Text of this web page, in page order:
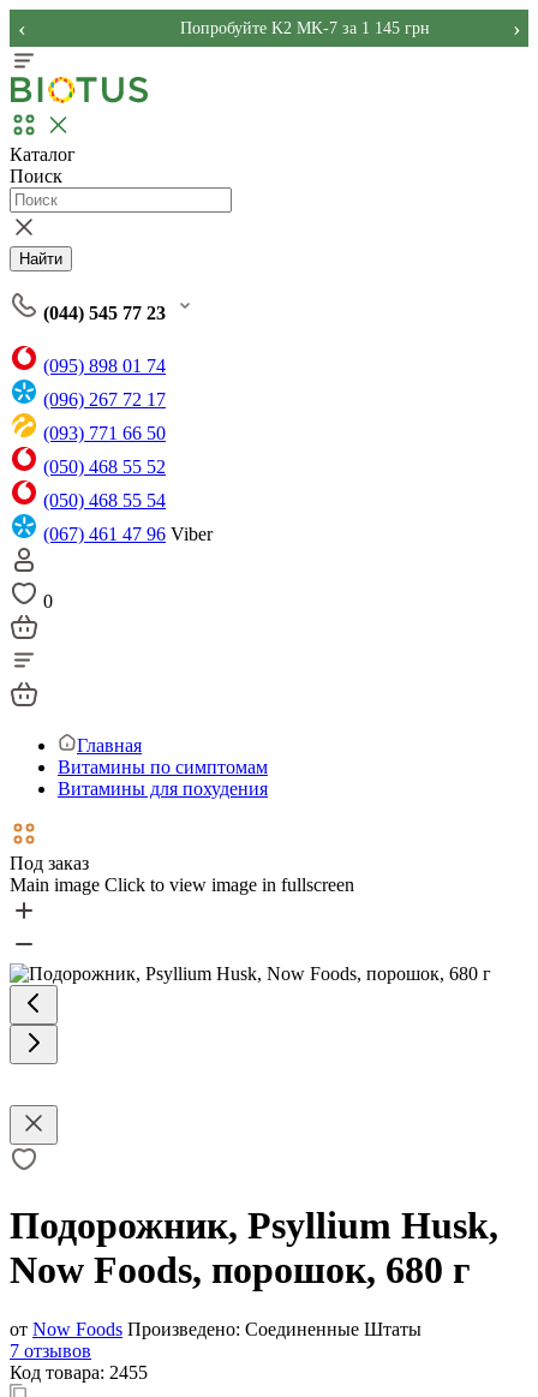
Попробуйте K2 MK-7 за 1 145 грн
‹ ›
Каталог
Поиск
Найти
(044) 545 77 23
(095) 898 01 74
(096) 267 72 17
(093) 771 66 50
(050) 468 55 52
(050) 468 55 54
(067) 461 47 96 Viber
0
Главная
Витамины по симптомам
Витамины для похудения
Под заказ
Main image Click to view image in fullscreen
Подорожник, Psyllium Husk,
Now Foods, порошок, 680 г
от Now Foods Произведено: Соединенные Штаты
7 отзывов
Код товара: 2455